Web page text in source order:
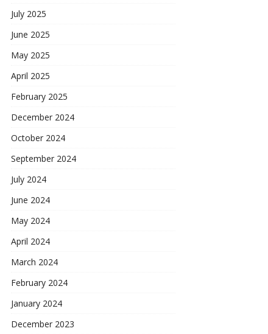
July 2025
June 2025
May 2025
April 2025
February 2025
December 2024
October 2024
September 2024
July 2024
June 2024
May 2024
April 2024
March 2024
February 2024
January 2024
December 2023